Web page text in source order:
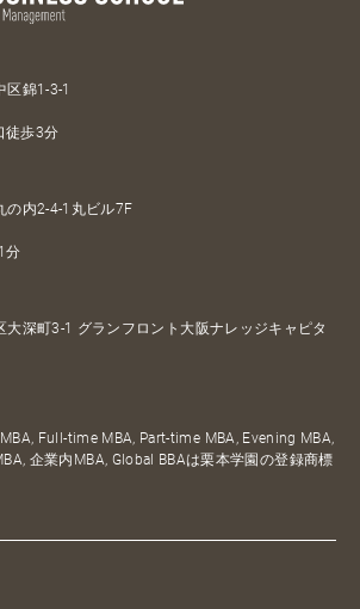
錦1-3-1
徒歩3分
の内2-4-1丸ビル7F
分
深町3-1 グランフロント大阪ナレッジキャピタ
Full-time MBA, Part-time MBA, Evening MBA,
企業内MBA, Global BBAは栗本学園の登録商標